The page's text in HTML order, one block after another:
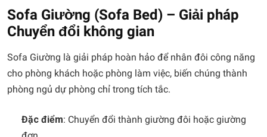
Sofa Giường (Sofa Bed) – Giải pháp
Chuyển đổi không gian
Sofa Giường là giải pháp hoàn hảo để nhân đôi công năng
cho phòng khách hoặc phòng làm việc, biến chúng thành
phòng ngủ dự phòng chỉ trong tích tắc.
Đặc điểm: Chuyển đổi thành giường đôi hoặc giường